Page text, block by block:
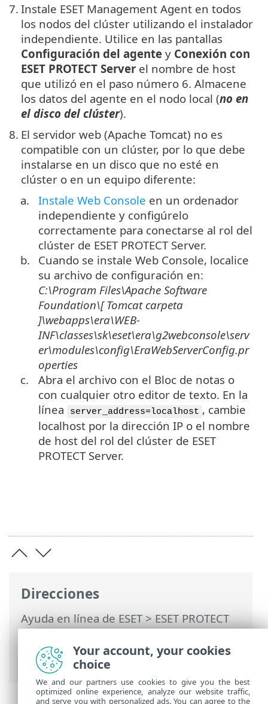
Direcciones
Ayuda en línea de ESET>ESET PROTECT
On-Prem>Instalar>Instalación de
componentes en Windows> Clúster de
conmutación por error - Windows
7. Instale ESET Management Agent en todos
los nodos del clúster utilizando el instalador
independiente. Utilice en las pantallas
Configuración del agente y Conexión con
ESET PROTECT Server el nombre de host
que utilizó en el paso número 6. Almacene
los datos del agente en el nodo local (no en
el disco del clúster).
8. El servidor web (Apache Tomcat) no es
compatible con un clúster, por lo que debe
instalarse en un disco que no esté en
clúster o en un equipo diferente:
a.
Instale Web Console en un ordenador
independiente y configúrelo
correctamente para conectarse al rol del
clúster de ESET PROTECT Server.
b.
Cuando se instale Web Console, localice
su archivo de configuración en:
C:\Program Files\Apache Software
Foundation\[ Tomcatcarpeta
]\webapps\era\WEB-
INF\classes\sk\eset\era\g2webconsole\serv
er\modules\config\EraWebServerConfig.pr
operties
c.
Abra el archivo con el Bloc de notas o
con cualquier otro editor de texto. En la
línea
server_address=localhost , cambie
localhost por la dirección IP o el nombre
de host del rol del clúster de ESET
PROTECT Server.
Your account, your cookies
choice
We and our partners use cookies to give you the best
optimized online experience, analyze our website traffic,
and serve you with personalized ads. You can agree to the